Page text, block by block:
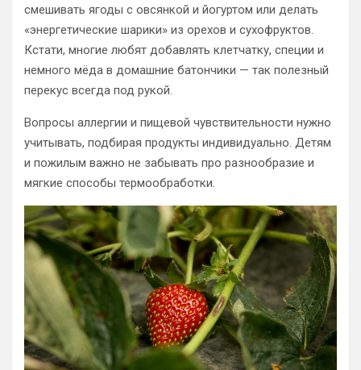
смешивать ягоды с овсянкой и йогуртом или делать
«энергетические шарики» из орехов и сухофруктов.
Кстати, многие любят добавлять клетчатку, специи и
немного мёда в домашние батончики — так полезный
перекус всегда под рукой.
Вопросы аллергии и пищевой чувствительности нужно
учитывать, подбирая продукты индивидуально. Детям
и пожилым важно не забывать про разнообразие и
мягкие способы термообработки.